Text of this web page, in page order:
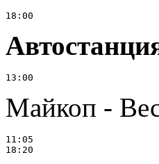
Майкоп -
11:05